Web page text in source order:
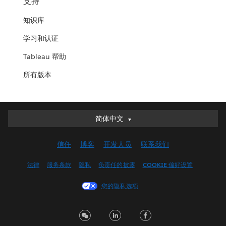
知识库
学习和认证
Tableau 帮助
所有版本
简体中文
简体中文
English (UK)
Français (Canada)
Italiano
信任 博客 开发人员 联系我们
法律 服务条款 隐私 负责任的披露 COOKIE 偏好设置
您的隐私选项